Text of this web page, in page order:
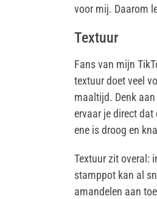
voor mij. Daarom
Textuur
Fans van mijn
textuur doet veel
maaltijd. Denk
ervaar je direct
ene is droog en
Textuur zit overal:
stamppot kan al
amandelen aan